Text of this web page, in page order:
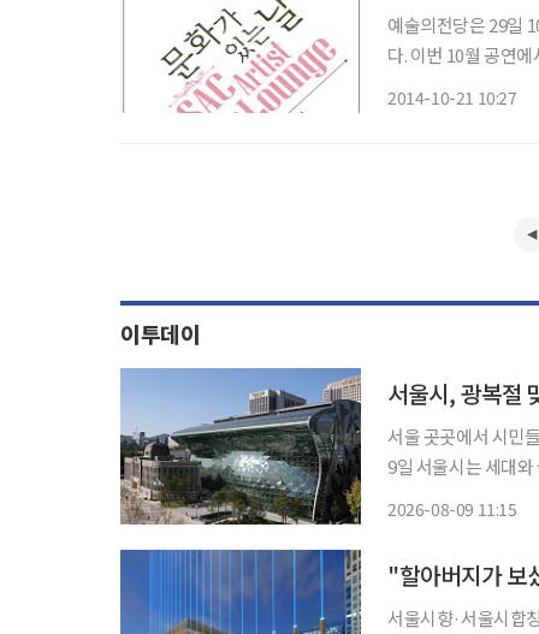
예술의전당은 29일
다. 이번 10월 공연
2014-10-21 10:27
이투데이
서울시, 광복절
서울 곳곳에서 시민
9일 서울시는 세대
2026-08-09 11:15
서울시향·서울시합창단